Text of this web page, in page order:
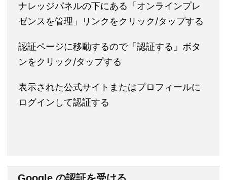
ナレッジパネルの下にある「オンラインプレ
ゼンスを管理」リンクをクリック/タップする
認証ページに移動するので「認証する」ボタ
ンをクリック/タップする
表示された公式サイトまたはプロフィールに
ログインして認証する